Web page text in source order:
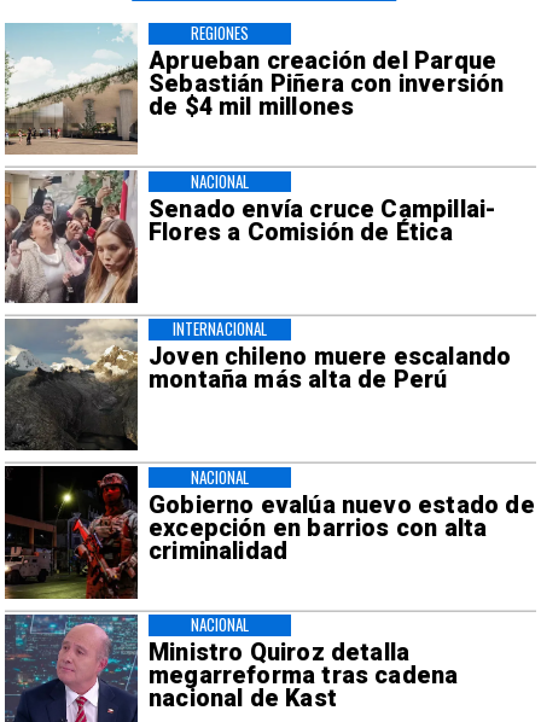
Aprueban creación del Parque
Sebastián Piñera con inversión
de $4 mil millones
REGIONES
Senado envía cruce Campillai-
Flores a Comisión de Ética
NACIONAL
Joven chileno muere escalando
montaña más alta de Perú
INTERNACIONAL
Gobierno evalúa nuevo estado de
excepción en barrios con alta
criminalidad
NACIONAL
Ministro Quiroz detalla
megarreforma tras cadena
nacional de Kast
NACIONAL